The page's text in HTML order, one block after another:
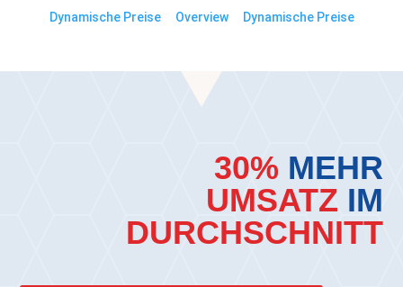
Dynamische Preise Overview Dynamische Preise
30% MEHR
UMSATZ IM
DURCHSCHNITT